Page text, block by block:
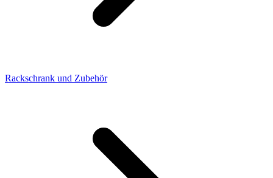
Rackschrank und Zubehör